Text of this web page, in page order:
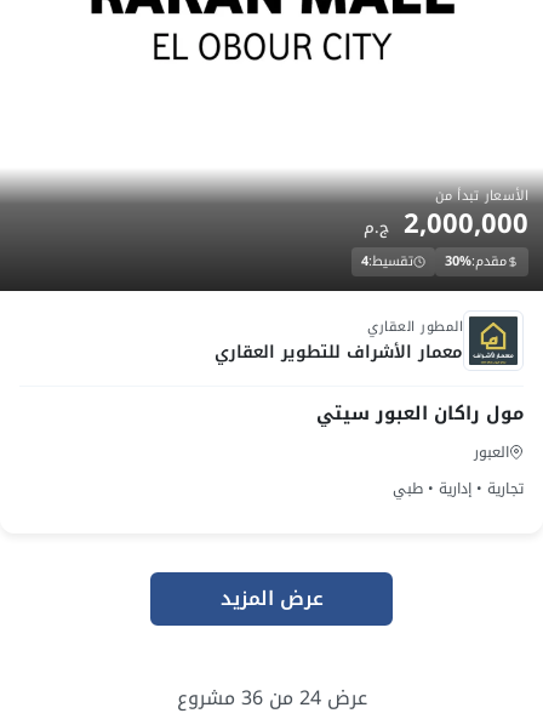
تحت الانشاء
الأسعار تبدأ من
2,000,000 ج.م
مقدم:30% تقسيط:4
المطور العقاري
معمار الأشراف للتطوير العقاري
مول راكان العبور سيتي
العبور
تجارية • إدارية • طبي
عرض المزيد
عرض24من 36 مشروع